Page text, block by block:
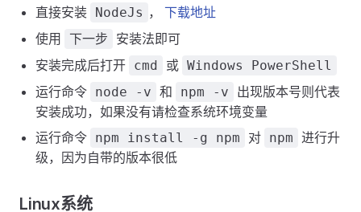
直接安装 NodeJs ， 下载地址
使用
下一步
安装法即可
安装完成后打开 cmd 或 Windows PowerShell
运行命令 node -v 和 npm -v
出现版本号则代表
安装成功，如果没有请检查系统环境变量
运行命令 npm install -g npm 对 npm 进行升
级，因为自带的版本很低
Linux系统